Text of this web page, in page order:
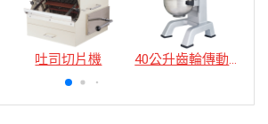
吐司切片機 40公升齒輪傳動攪拌機